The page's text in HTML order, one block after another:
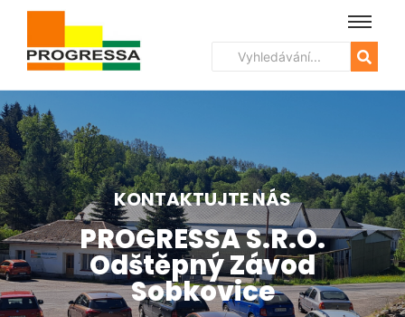
Kontakt
KONTAKTUJTE NÁS
PROGRESSA S.r.o.
Odštěpný Závod
Sobkovice